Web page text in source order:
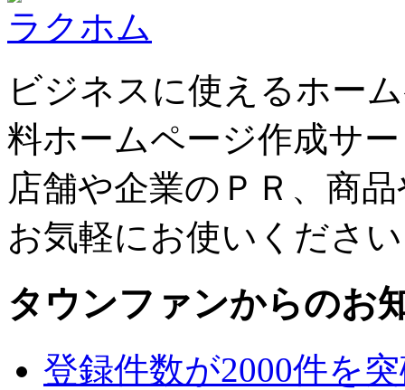
ラクホム
ビジネスに使えるホー
料ホームページ作成サ
店舗や企業のＰＲ、商
お気軽にお使いくださ
タウンファンからのお
登録件数が2000件を